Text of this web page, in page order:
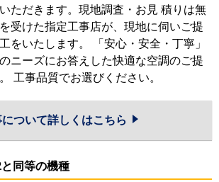
ただきます。現地調査・お見 積りは無
受けた指定工事店が、現地に伺いご提
をいたします。 「安心・安全・丁寧」
ニーズにお答えした快適な空調のご提
工事品質でお選びください。
ついて詳しくはこちら
同等の機種